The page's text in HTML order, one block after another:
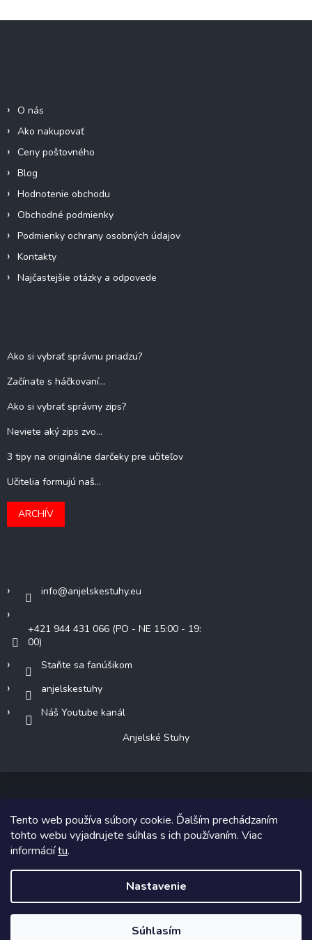
Tento web používa súbory cookie. Ďalším prechádzaním
tohto webu vyjadrujete súhlas s ich používaním. Viac
informáciítu.
Nastavenie
Súhlasím
O nás
Ako nakupovať
Ceny poštovného
Blog
Hodnotenie obchodu
Obchodné podmienky
Podmienky ochrany osobných údajov
Kontakty
Najčastejšie otázky a odpovede
Ako si vybrať správnu priadzu?
Začínate s háčkovaní...
Ako si vybrať správny zips?
Neviete aký zips zvo...
3 tipy na originálne darčeky pre učiteľov
Učitelia formujú naš...
ARCHÍV
info@anjelskestuhy.eu
+421 944 431 066 (PO - NE 15:00 - 19:
00)
Staňte sa fanúšikom
anjelskestuhy
Náš Youtube kanál
Anjelské Stuhy
Copyright 2026Anjelské Stuhy. Všetky práva vyhradené.
Grafický návrh vytvoril a na Shoptet implementoval
Shoptetak.cz.
Vytvoril Shoptet